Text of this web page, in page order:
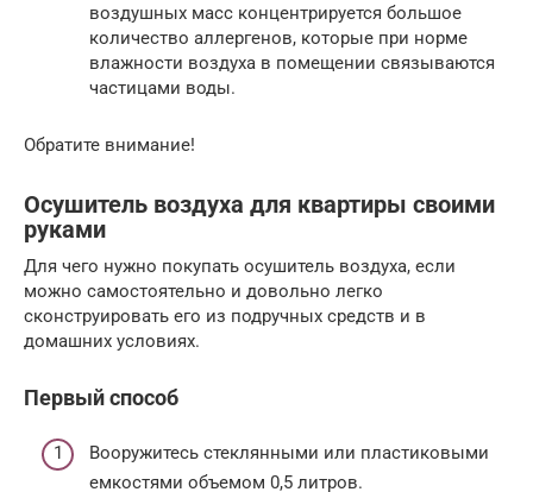
воздушных масс концентрируется большое
количество аллергенов, которые при норме
влажности воздуха в помещении связываются
частицами воды.
Обратите внимание!
Осушитель воздуха для квартиры своими
руками
Для чего нужно покупать осушитель воздуха, если
можно самостоятельно и довольно легко
сконструировать его из подручных средств и в
домашних условиях.
Первый способ
Вооружитесь стеклянными или пластиковыми
емкостями объемом 0,5 литров.